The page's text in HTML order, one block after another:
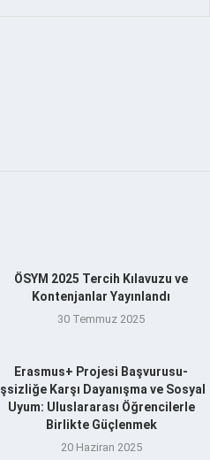
ÖSYM 2025 Tercih Kılavuzu ve
Kontenjanlar Yayınlandı
30 Temmuz 2025
Erasmus+ Projesi Başvurusu-
İşsizliğe Karşı Dayanışma ve Sosyal
Uyum: Uluslararası Öğrencilerle
Birlikte Güçlenmek
20 Haziran 2025